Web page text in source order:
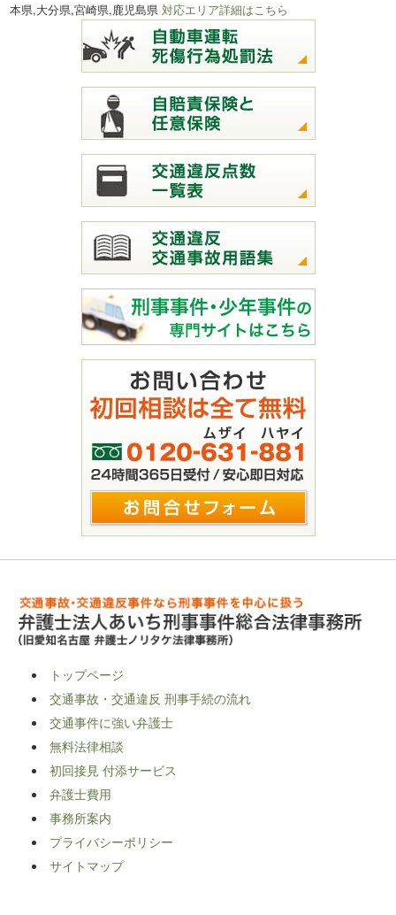
本県,大分県,宮崎県,鹿児島県対応エリア詳細はこちら
トップページ
交通事故・交通違反 刑事手続の流れ
交通事件に強い弁護士
無料法律相談
初回接見 付添サービス
弁護士費用
事務所案内
プライバシーポリシー
サイトマップ